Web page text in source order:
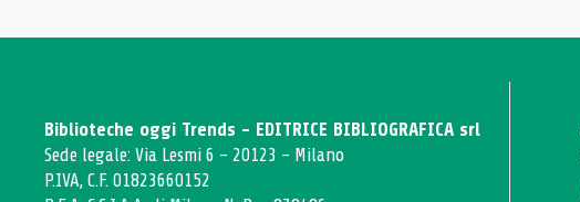
Biblioteche oggi Trends - EDITRICE BIBLIOGRAFICA srl
Sede legale: Via Lesmi 6 - 20123 - Milano
P.IVA, C.F. 01823660152